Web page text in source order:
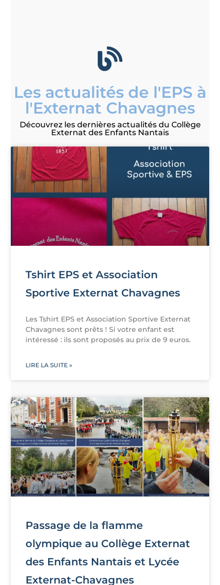
Les actualités de l'EPS à
l'Externat Chavagnes
Découvrez les dernières actualités du Collège
Externat des Enfants Nantais
Tshirt EPS et Association
Sportive Externat Chavagnes
Les Tshirt EPS et Association Sportive Externat
Chavagnes sont prêts ! Si votre enfant est
intéressé : ils sont proposés au prix de 9 euros.
LIRE LA SUITE »
Passage de la flamme
olympique au Collège Externat
des Enfants Nantais et Lycée
Externat-Chavagnes